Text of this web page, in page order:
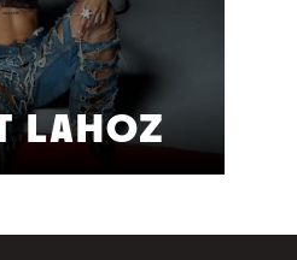
LAHOZ